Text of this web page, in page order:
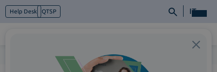
Help Desk QTSP IT
3_SoluzioniComplementariEintegrabili